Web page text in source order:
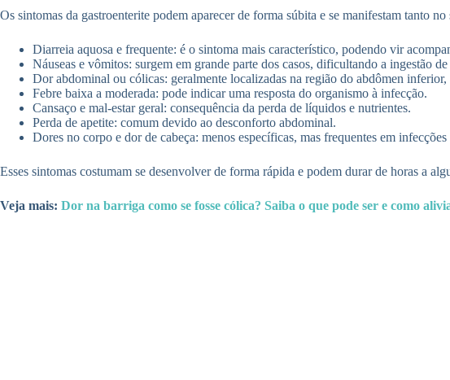
Os sintomas da gastroenterite podem aparecer de forma súbita e se manifestam tanto
Diarreia aquosa e frequente: é o sintoma mais característico, podendo vir
Náuseas e vômitos: surgem em grande parte dos casos, dificultando a ingestão
Dor abdominal ou cólicas: geralmente localizadas na região do abdômen
Febre baixa a moderada: pode indicar uma resposta do organismo à infecção.
Cansaço e mal-estar geral: consequência da perda de líquidos e nutrientes.
Perda de apetite: comum devido ao desconforto abdominal.
Dores no corpo e dor de cabeça: menos específicas, mas frequentes em
Esses sintomas costumam se desenvolver de forma rápida e podem durar de horas a
Veja mais: Dor na barriga como se fosse cólica? Saiba o que pode ser e como